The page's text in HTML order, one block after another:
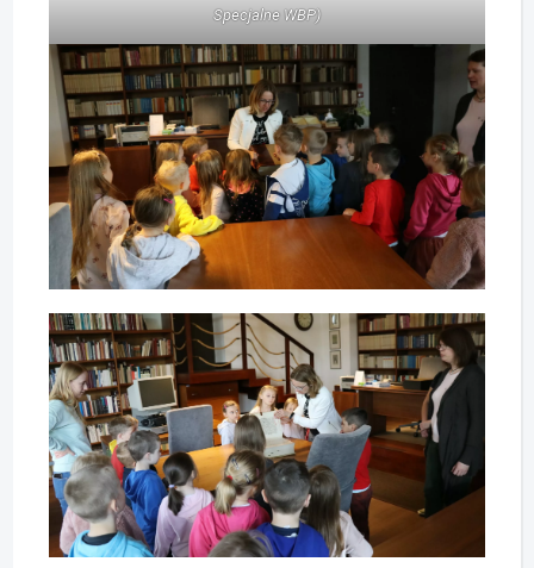
Specjalne WBP)